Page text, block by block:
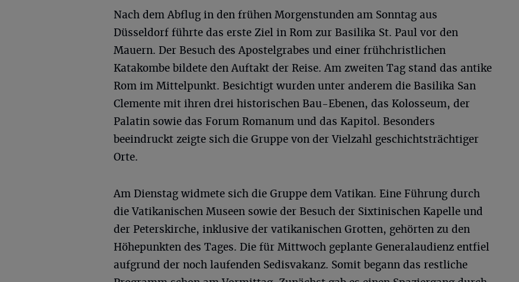
Nach dem Abflug in den frühen Morgenstunden am Sonntag aus
Düsseldorf führte das erste Ziel in Rom zur Basilika St. Paul vor den
Mauern. Der Besuch des Apostelgrabes und einer frühchristlichen
Katakombe bildete den Auftakt der Reise. Am zweiten Tag stand das antike
Rom im Mittelpunkt. Besichtigt wurden unter anderem die Basilika San
Clemente mit ihren drei historischen Bau-Ebenen, das Kolosseum, der
Palatin sowie das Forum Romanum und das Kapitol. Besonders
beeindruckt zeigte sich die Gruppe von der Vielzahl geschichtsträchtiger
Orte.
Am Dienstag widmete sich die Gruppe dem Vatikan. Eine Führung durch
die Vatikanischen Museen sowie der Besuch der Sixtinischen Kapelle und
der Peterskirche, inklusive der vatikanischen Grotten, gehörten zu den
Höhepunkten des Tages. Die für Mittwoch geplante Generalaudienz entfiel
aufgrund der noch laufenden Sedisvakanz. Somit begann das restliche